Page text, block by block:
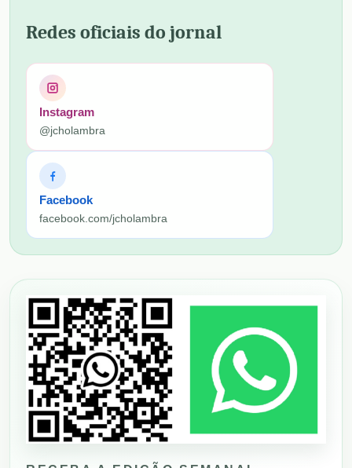
Redes oficiais do jornal
Instagram
@jcholambra
Facebook
facebook.com/jcholambra